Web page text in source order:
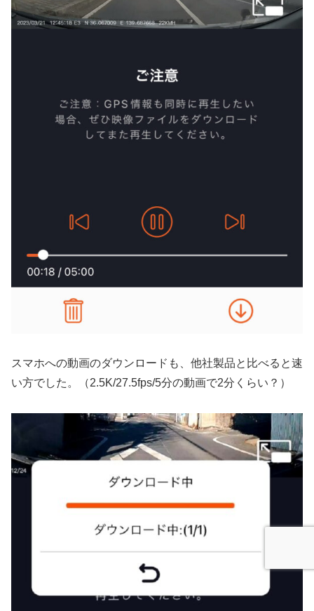
スマホへの動画のダウンロードも、他社製品と比べると速
い方でした。（2.5K/27.5fps/5分の動画で2分くらい？）